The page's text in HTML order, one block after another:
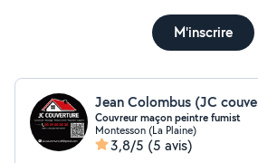
M'inscrire
Jean Colombus (JC
Couvreur maçon peintre fumist
Montesson (La Plaine)
3,8/5 (5 avis)